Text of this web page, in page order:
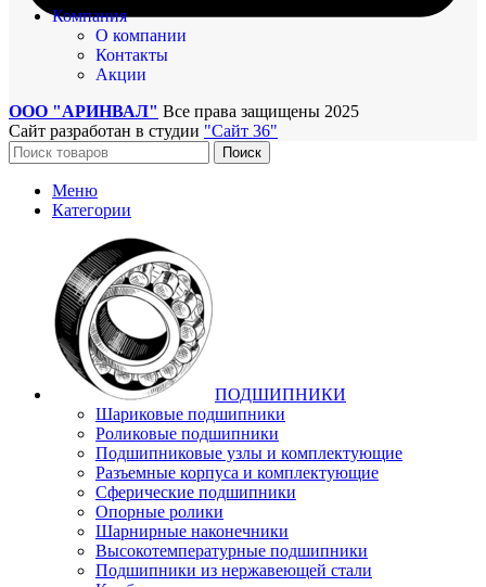
Компания
О компании
Контакты
Акции
ООО "АРИНВАЛ" Все права защищены 2025
Сайт разработан в студии "Сайт 36"
Поиск
Меню
Категории
ПОДШИПНИКИ
Шариковые подшипники
Роликовые подшипники
Подшипниковые узлы и комплектующие
Разъемные корпуса и комплектующие
Сферические подшипники
Опорные ролики
Шарнирные наконечники
Высокотемпературные подшипники
Подшипники из нержавеющей стали